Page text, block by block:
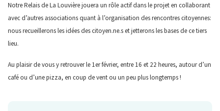
Notre Relais de La Louvière jouera un rôle actif dans le projet en collaborant
avec d’autres associations quant à l’organisation des rencontres citoyennes:
nous recueillerons les idées des citoyen.ne.s et jetterons les bases de ce tiers
lieu.
Au plaisir de vous y retrouver le 1er février, entre 16 et 22 heures, autour d’un
café ou d’une pizza, en coup de vent ou un peu plus longtemps !